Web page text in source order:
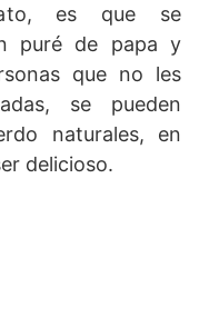
es que se
puré de papa y
que no les
se pueden
naturales, en
delicioso.